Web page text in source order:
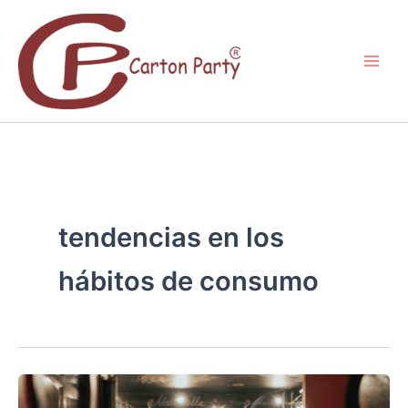
contenido
tendencias en los
hábitos de consumo
¿CÓMO